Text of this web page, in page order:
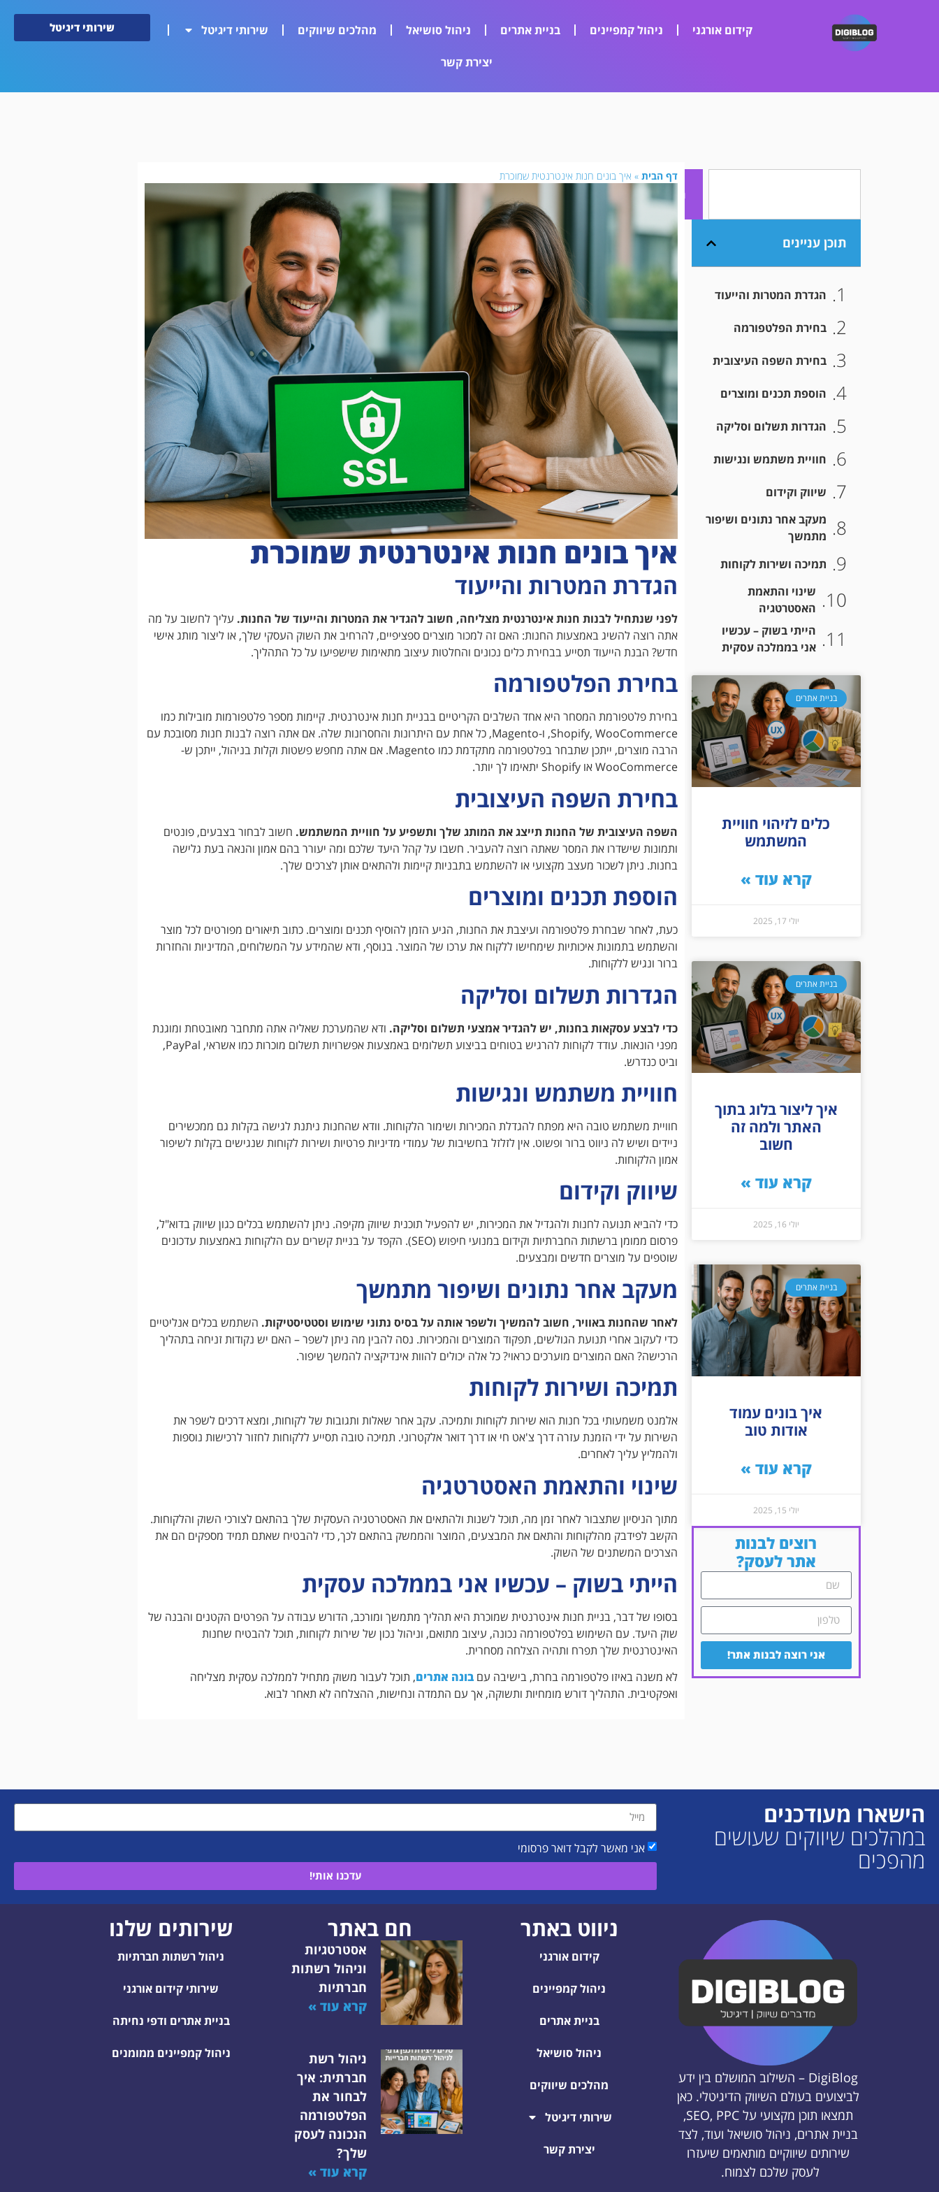
קידום אורגני ניהול קמפיינים בניית אתרים ניהול סושיאל מהלכים שיווקים שירותי דיגיטל
יצירת קשר
שירותי דיגיטל
חיפוש
תוכן עניינים
הגדרת המטרות והייעוד
בחירת הפלטפורמה
בחירת השפה העיצובית
הוספת תכנים ומוצרים
הגדרות תשלום וסליקה
חוויית משתמש ונגישות
שיווק וקידום
מעקב אחר נתונים ושיפור
מתמשך
תמיכה ושירות לקוחות
שינוי והתאמת
האסטרטגיה
הייתי בשוק – עכשיו
אני בממלכה עסקית
בניית אתרים
כלים לזיהוי חוויית
המשתמש
קרא עוד »
יולי 17, 2025
בניית אתרים
איך ליצור בלוג בתוך
האתר ולמה זה
חשוב
קרא עוד »
יולי 16, 2025
בניית אתרים
איך בונים עמוד
אודות טוב
קרא עוד »
יולי 15, 2025
רוצים לבנות
אתר לעסק?
אני רוצה לבנות אתר!
דף הבית » איך בונים חנות אינטרנטית שמוכרת
איך בונים חנות אינטרנטית שמוכרת
הגדרת המטרות והייעוד
לפני שנתחיל לבנות חנות אינטרנטית מצליחה, חשוב להגדיר את המטרות והייעוד של החנות. עליך לחשוב על מה
אתה רוצה להשיג באמצעות החנות: האם זה למכור מוצרים ספציפיים, להרחיב את השוק העסקי שלך, או ליצור מותג אישי
חדש? הבנת הייעוד תסייע בבחירת כלים נכונים והחלטות עיצוב מתאימות שישפיעו על כל התהליך.
בחירת הפלטפורמה
בחירת פלטפורמת המסחר היא אחד השלבים הקריטיים בבניית חנות אינטרנטית. קיימות מספר פלטפורמות מובילות כמו
Shopify, WooCommerce, ו-Magento, כל אחת עם היתרונות והחסרונות שלה. אם אתה רוצה לבנות חנות מסובכת עם
הרבה מוצרים, ייתכן שתבחר בפלטפורמה מתקדמת כמו Magento. אם אתה מחפש פשטות וקלות בניהול, ייתכן ש-
WooCommerce או Shopify יתאימו לך יותר.
בחירת השפה העיצובית
השפה העיצובית של החנות תייצג את המותג שלך ותשפיע על חוויית המשתמש. חשוב לבחור בצבעים, פונטים
ותמונות שישדרו את המסר שאתה רוצה להעביר. חשבו על קהל היעד שלכם ומה יעורר בהם אמון והנאה בעת גלישה
בחנות. ניתן לשכור מעצב מקצועי או להשתמש בתבניות קיימות ולהתאים אותן לצרכים שלך.
הוספת תכנים ומוצרים
כעת, לאחר שבחרת פלטפורמה ועיצבת את החנות, הגיע הזמן להוסיף תכנים ומוצרים. כתוב תיאורים מפורטים לכל מוצר
והשתמש בתמונות איכותיות שימחישו ללקוח את ערכו של המוצר. בנוסף, ודא שהמידע על המשלוחים, המדיניות והחזרות
ברור ונגיש ללקוחות.
הגדרות תשלום וסליקה
כדי לבצע עסקאות בחנות, יש להגדיר אמצעי תשלום וסליקה. ודא שהמערכת שאליה אתה מתחבר מאובטחת ומוגנת
מפני הונאות. עודד לקוחות להרגיש בטוחים בביצוע תשלומים באמצעות אפשרויות תשלום מוכרות כמו אשראי, PayPal,
וביט כנדרש.
חוויית משתמש ונגישות
חוויית משתמש טובה היא מפתח להגדלת המכירות ושימור הלקוחות. וודא שהחנות ניתנת לגישה בקלות גם ממכשירים
ניידים ושיש לה ניווט ברור ופשוט. אין לזלזל בחשיבות של עמודי מדיניות פרטיות ושירות לקוחות שנגישים בקלות לשיפור
אמון הלקוחות.
שיווק וקידום
כדי להביא תנועה לחנות ולהגדיל את המכירות, יש להפעיל תוכנית שיווק מקיפה. ניתן להשתמש בכלים כגון שיווק בדוא"ל,
פרסום ממומן ברשתות החברתיות וקידום במנועי חיפוש (SEO). הקפד על בניית קשרים עם הלקוחות באמצעות עדכונים
שוטפים על מוצרים חדשים ומבצעים.
מעקב אחר נתונים ושיפור מתמשך
לאחר שהחנות באוויר, חשוב להמשיך ולשפר אותה על בסיס נתוני שימוש וסטטיסטיקות. השתמש בכלים אנליטיים
כדי לעקוב אחרי תנועת הגולשים, תפקוד המוצרים והמכירות. נסה להבין מה ניתן לשפר – האם יש נקודות זניחה בתהליך
הרכישה? האם המוצרים מוערכים כראוי? כל אלה יכולים להוות אינדיקציה להמשך שיפור.
תמיכה ושירות לקוחות
אלמנט משמעותי בכל חנות הוא שירות לקוחות ותמיכה. עקב אחר שאלות ותגובות של לקוחות, ומצא דרכים לשפר את
השירות על ידי הזמנת עזרה דרך צ'אט חי או דרך דואר אלקטרוני. תמיכה טובה תסייע ללקוחות לחזור לרכישות נוספות
ולהמליץ עליך לאחרים.
שינוי והתאמת האסטרטגיה
מתוך הניסיון שתצבור לאחר זמן מה, תוכל לשנות ולהתאים את האסטרטגיה העסקית שלך בהתאם לצורכי השוק והלקוחות.
הקשב לפידבק מהלקוחות והתאם את המבצעים, המוצר והממשק בהתאם לכך, כדי להבטיח שאתם תמיד מספקים הם את
הצרכים המשתנים של השוק.
הייתי בשוק – עכשיו אני בממלכה עסקית
בסופו של דבר, בניית חנות אינטרנטית שמוכרת היא תהליך מתמשך ומורכב, הדורש עבודה על הפרטים הקטנים והבנה של
שוק היעד. עם השימוש בפלטפורמה נכונה, עיצוב מתואם, וניהול נכון של שירות לקוחות, תוכל להבטיח שחנות
האינטרנטית שלך תפרח ותהיה הצלחה מסחרית.
לא משנה באיזו פלטפורמה בחרת, בישיבה עםבונה אתרים, תוכל לעבור משוק מתחיל לממלכה עסקית מצליחה
ואפקטיבית. התהליך דורש מומחיות ותשוקה, אך עם התמדה ונחישות, ההצלחה לא תאחר לבוא.
הישארו מעודכנים
במהלכים שיווקים שעושים
מהפכים אני מאשר לקבל דואר פרסומי
עדכנו אותי!
DigiBlog – השילוב המושלם בין ידע
לביצועים בעולם השיווק הדיגיטלי. כאן
תמצאו תוכן מקצועי על SEO, PPC,
בניית אתרים, ניהול סושיאל ועוד, לצד
שירותים שיווקיים מותאמים שיעזרו
לעסק שלכם לצמוח.
ניווט באתר
קידום אורגני
ניהול קמפיינים
בניית אתרים
ניהול סושיאל
מהלכים שיווקים
שירותי דיגיטל
יצירת קשר
חם באתר
אסטרטגיות
וניהול רשתות
חברתיות
קרא עוד »
ניהול רשת
חברתית: איך
לבחור את
הפלטפורמה
הנכונה לעסק
שלך?
קרא עוד »
שירותים שלנו
ניהול רשתות חברתיות
שירותי קידום אורגני
בניית אתרים ודפי נחיתה
ניהול קמפיינים ממומנים